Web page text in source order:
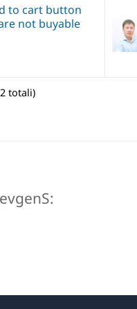
to cart button
not buyable
totali)